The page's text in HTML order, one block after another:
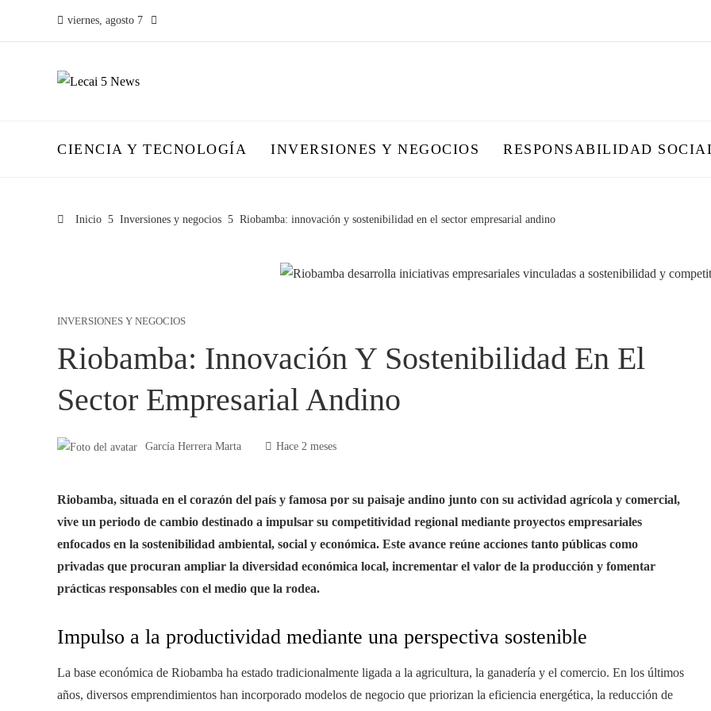
viernes, agosto 7
CIENCIA Y TECNOLOGÍA INVERSIONES Y NEGOCIOS RESPONSABILIDAD
Inicio Inversiones y negocios Riobamba: innovación y sostenibilidad en el sector empresarial andino
INVERSIONES Y NEGOCIOS
Riobamba: Innovación Y Sostenibilidad En El
Sector Empresarial Andino
García Herrera Marta Hace 2 meses
Riobamba, situada en el corazón del país y famosa por su paisaje andino junto con su actividad agrícola y comercial,
vive un periodo de cambio destinado a impulsar su competitividad regional mediante proyectos empresariales
enfocados en la sostenibilidad ambiental, social y económica. Este avance reúne acciones tanto públicas como
privadas que procuran ampliar la diversidad económica local, incrementar el valor de la producción y fomentar
prácticas responsables con el medio que la rodea.
Impulso a la productividad mediante una perspectiva sostenible
La base económica de Riobamba ha estado tradicionalmente ligada a la agricultura, la ganadería y el comercio. En los últimos
años, diversos emprendimientos han incorporado modelos de negocio que priorizan la eficiencia energética, la reducción de